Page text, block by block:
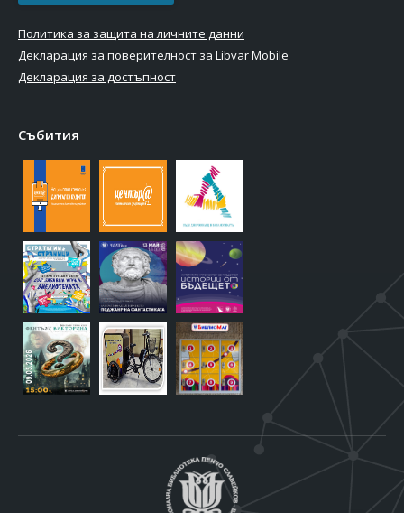
Политика за защита на личните данни
Декларация за поверителност за Libvar Mobile
Декларация за достъпност
Събития